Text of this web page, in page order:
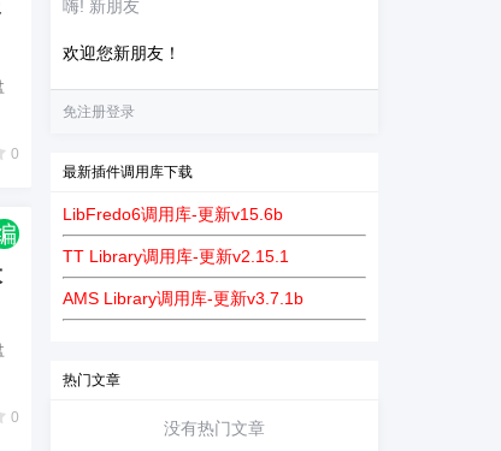
0
0
嗨! 新朋友
欢迎您新朋友！
免注册登录
最新插件调用库下载
LibFredo6调用库-更新v15.6b
TT Library调用库-更新v2.15.1
AMS Library调用库-更新v3.7.1b
热门文章
没有热门文章